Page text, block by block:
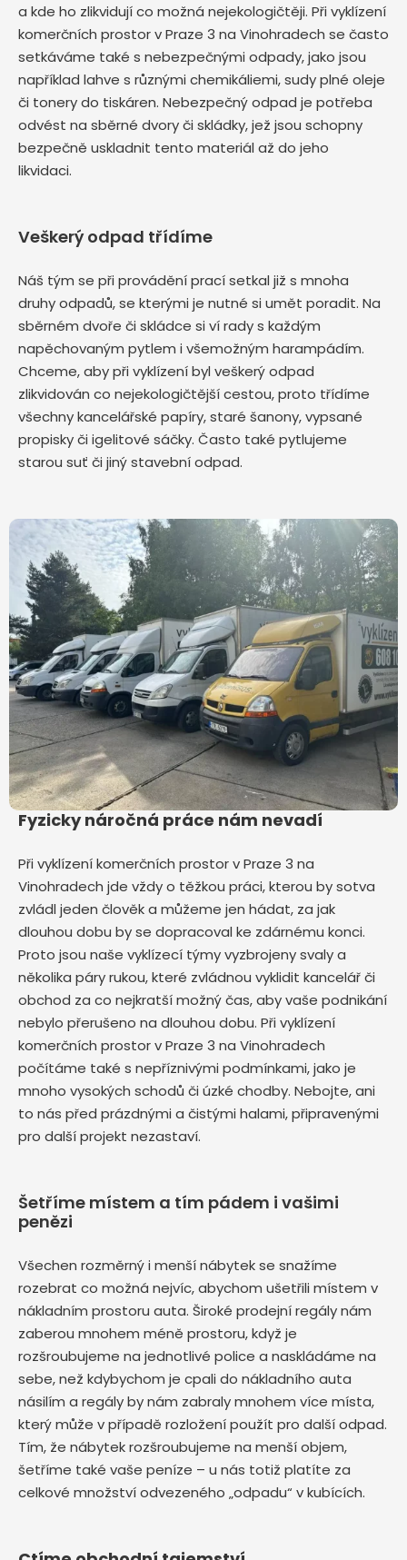
a kde ho zlikvidují co možná nejekologičtěji. Při vyklízení
komerčních prostor v Praze 3 na Vinohradech se často
setkáváme také s nebezpečnými odpady, jako jsou
například lahve s různými chemikáliemi, sudy plné oleje
či tonery do tiskáren. Nebezpečný odpad je potřeba
odvést na sběrné dvory či skládky, jež jsou schopny
bezpečně uskladnit tento materiál až do jeho
likvidaci.
Veškerý odpad třídíme
Náš tým se při provádění prací setkal již s mnoha
druhy odpadů, se kterými je nutné si umět poradit. Na
sběrném dvoře či skládce si ví rady s každým
napěchovaným pytlem i všemožným harampádím.
Chceme, aby při vyklízení byl veškerý odpad
zlikvidován co nejekologičtější cestou, proto třídíme
všechny kancelářské papíry, staré šanony, vypsané
propisky či igelitové sáčky. Často také pytlujeme
starou suť či jiný stavební odpad.
Fyzicky náročná práce nám nevadí
Při vyklízení komerčních prostor v Praze 3 na
Vinohradech jde vždy o těžkou práci, kterou by sotva
zvládl jeden člověk a můžeme jen hádat, za jak
dlouhou dobu by se dopracoval ke zdárnému konci.
Proto jsou naše vyklízecí týmy vyzbrojeny svaly a
několika páry rukou, které zvládnou vyklidit kancelář či
obchod za co nejkratší možný čas, aby vaše podnikání
nebylo přerušeno na dlouhou dobu. Při vyklízení
komerčních prostor v Praze 3 na Vinohradech
počítáme také s nepříznivými podmínkami, jako je
mnoho vysokých schodů či úzké chodby. Nebojte, ani
to nás před prázdnými a čistými halami, připravenými
pro další projekt nezastaví.
Šetříme místem a tím pádem i vašimi
penězi
Všechen rozměrný i menší nábytek se snažíme
rozebrat co možná nejvíc, abychom ušetřili místem v
nákladním prostoru auta. Široké prodejní regály nám
zaberou mnohem méně prostoru, když je
rozšroubujeme na jednotlivé police a naskládáme na
sebe, než kdybychom je cpali do nákladního auta
násilím a regály by nám zabraly mnohem více místa,
který může v případě rozložení použít pro další odpad.
Tím, že nábytek rozšroubujeme na menší objem,
šetříme také vaše peníze – u nás totiž platíte za
celkové množství odvezeného „odpadu“ v kubících.